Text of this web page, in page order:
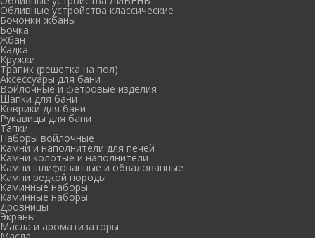
Обливные устройства классические
Бочонки жбаны
Бочка
Жбан
Кадка
Кружки
Трапик (решетка на пол)
Аксессуары для бани
Войлочные и фетровые изделия
Шапки для бани
Коврики для бани
Рукавицы для бани
Тапки
Наборы войлочные
Камни и наполнители для печей
Камни колотые и наполнители
Камни шлифованные и обвалованные
Камни редкой породы
Каминные наборы
Каминные наборы
Дровницы
Экраны
Масла и ароматизаторы